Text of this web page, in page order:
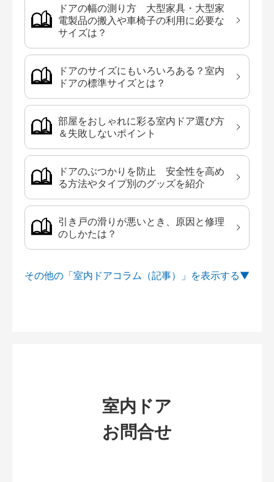
ドアの幅の測り方 大型家具・大型家
電製品の搬入や車椅子の利用に必要な
サイズは？
ドアのサイズにもいろいろある？室内
ドアの標準サイズとは？
部屋をおしゃれに彩る室内ドア選び方
＆失敗しないポイント
ドアのぶつかりを防止 安全性を高め
る方法やタイプ別のグッズを紹介
引き戸の滑りが悪いとき、原因と修理
のしかたは？
その他の「室内ドアコラム（記事）」を
室内ドア
お問合せ